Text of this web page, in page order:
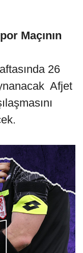
Maçının
26
Afjet